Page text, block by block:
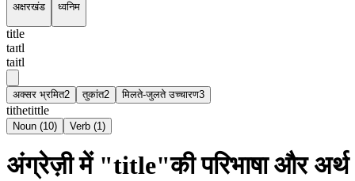
अक्षरखंड ध्वनिम
title
taɪtl
taitl
अक्सर भ्रमित2 तुकांत2 मिलते-जुलते उच्चारण3
tithetittle
Noun (10) Verb (1)
अंग्रेज़ी में "title"की परिभाषा और अर्थ